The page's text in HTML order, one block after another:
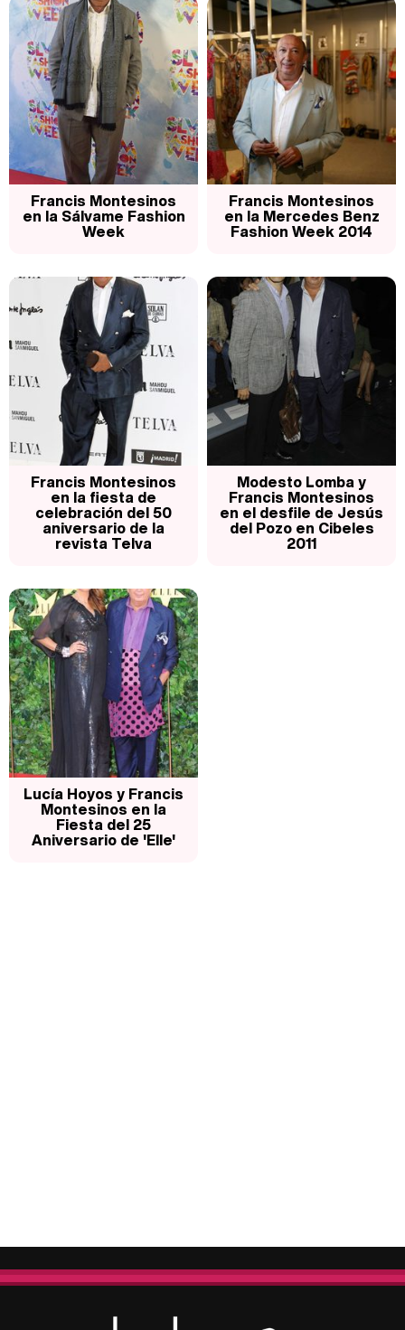
Francis Montesinos
en la Sálvame Fashion
Week
Francis Montesinos
en la Mercedes Benz
Fashion Week 2014
Francis Montesinos
en la fiesta de
celebración del 50
aniversario de la
revista Telva
Modesto Lomba y
Francis Montesinos
en el desfile de Jesús
del Pozo en Cibeles
2011
Lucía Hoyos y Francis
Montesinos en la
Fiesta del 25
Aniversario de 'Elle'